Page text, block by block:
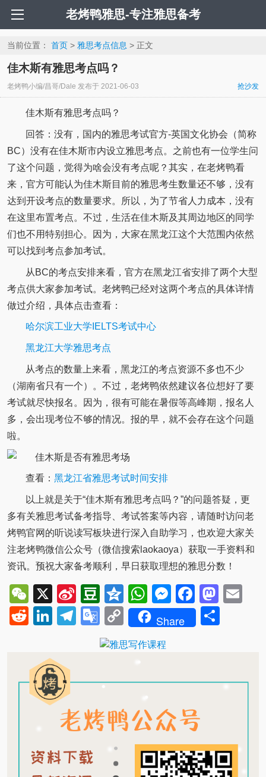
老烤鸭雅思-专注雅思备考
当前位置： 首页> 雅思考点信息 > 正文
佳木斯有雅思考点吗？
老烤鸭小编/昌哥/Dale 发布于 2021-06-03 抢沙发
佳木斯有雅思考点吗？
回答：没有，国内的雅思考试官方-英国文化协会（简称
BC）没有在佳木斯市内设立雅思考点。之前也有一位学生问
了这个问题，觉得为啥会没有考点呢？其实，在老烤鸭看
来，官方可能认为佳木斯目前的雅思考生数量还不够，没有
达到开设考点的数量要求。所以，为了节省人力成本，没有
在这里布置考点。不过，生活在佳木斯及其周边地区的同学
们也不用特别担心。因为，大家在黑龙江这个大范围内依然
可以找到考点参加考试。
从BC的考点安排来看，官方在黑龙江省安排了两个大型
考点供大家参加考试。老烤鸭已经对这两个考点的具体详情
做过介绍，具体点击查看：
哈尔滨工业大学IELTS考试中心
黑龙江大学雅思考点
从考点的数量上来看，黑龙江的考点资源不多也不少
（湖南省只有一个）。不过，老烤鸭依然建议各位想好了要
考试就尽快报名。因为，很有可能在暑假等高峰期，报名人
多，会出现考位不够的情况。报的早，就不会存在这个问题
啦。
查看： 黑龙江省雅思考试时间安排
以上就是关于“佳木斯有雅思考点吗？”的问题答疑，更
多有关雅思考试备考指导、考试答案等内容，请随时访问老
烤鸭官网的听说读写板块进行深入自助学习，也欢迎大家关
注老烤鸭微信公众号（微信搜索laokaoya）获取一手资料和
资讯。预祝大家备考顺利，早日获取理想的雅思分数！
WeChat
X
Sina
Weibo
Douban
QzoneWhatsApp
Messenger
RedditLinkedIn
Telegram
Google
Translate
Copy
Link
Share